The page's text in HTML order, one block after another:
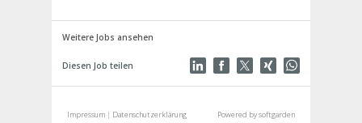
Weitere Jobs ansehen
Diesen Job teilen
Impressum | Datenschutzerklärung Powered by softgarden